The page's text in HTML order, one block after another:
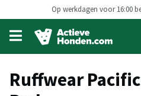
Op werkdagen voor 16:00
Open
main
menu
Ruffwear